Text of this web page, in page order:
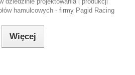
hamulcowych - firmy Pagid Racing
Więcej